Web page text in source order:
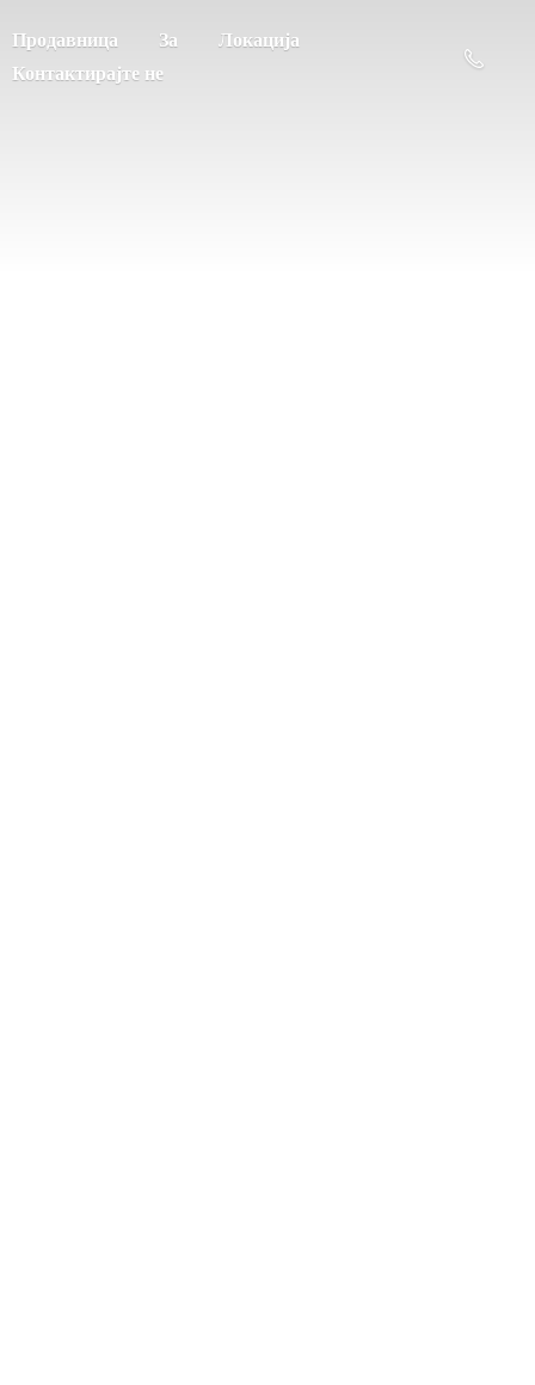
Продавница За
Локација
Контактирајте не